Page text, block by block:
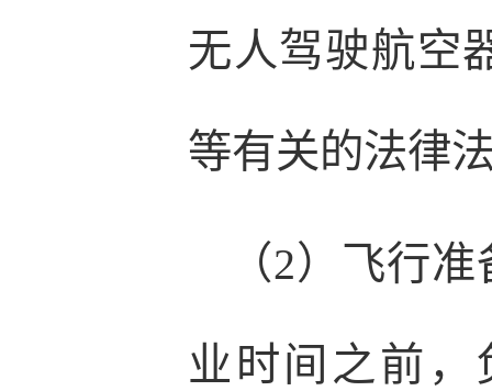
无人驾驶航空
等有关的法律
（2）飞行
业时间之前